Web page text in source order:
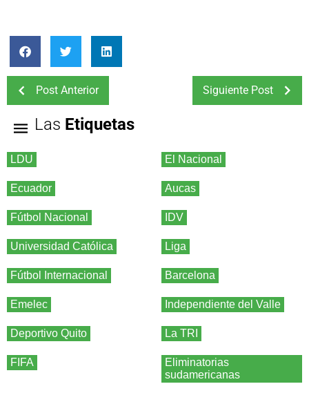
Post Anterior Siguiente Post
Las Etiquetas
LDU El Nacional
Ecuador Aucas
Fútbol Nacional IDV
Universidad Católica Liga
Fútbol Internacional Barcelona
Emelec Independiente del Valle
Deportivo Quito La TRI
FIFA
Eliminatorias
sudamericanas